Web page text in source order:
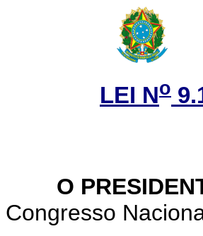
LEI No
O
Congresso